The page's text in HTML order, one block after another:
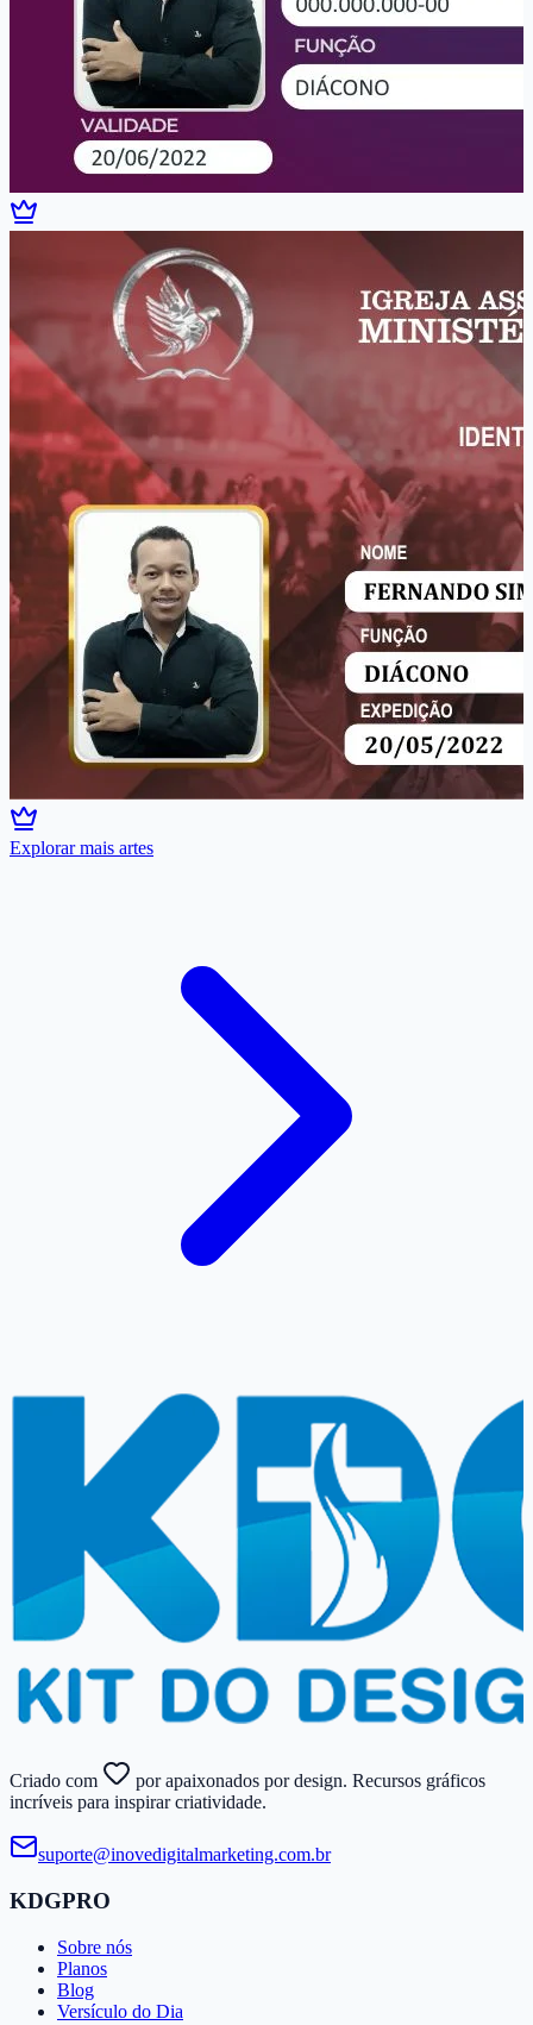
Explorar mais artes
Criado com
por apaixonados por design. Recursos gráficos
incríveis para inspirar criatividade.
suporte@​inovedigitalmarketing.​com.​br
KDGPRO
Sobre nós
Planos
Blog
Versículo do Dia